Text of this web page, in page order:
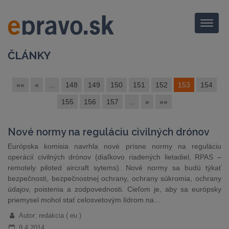
Menu
ČLÁNKY
«« « 148 149 150 151 152 153 154
155 156 157 » »»
Nové normy na reguláciu civilných drónov
Európska komisia navrhla nové prísne normy na reguláciu
operácií civilných drónov (diaľkovo riadených lietadiel, RPAS –
remotely piloted aircraft sytems). Nové normy sa budú týkať
bezpečnosti, bezpečnostnej ochrany, ochrany súkromia, ochrany
údajov, poistenia a zodpovednosti. Cieľom je, aby sa európsky
priemysel mohol stať celosvetovým lídrom na…
Autor: redakcia ( eu )